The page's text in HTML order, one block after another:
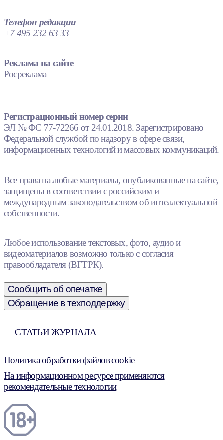
Телефон редакции
+7 495 232 63 33
Реклама на сайте
Росреклама
Регистрационный номер серии
ЭЛ № ФС 77-72266 от 24.01.2018. Зарегистрировано
Федеральной службой по надзору в сфере связи,
информационных технологий и массовых коммуникаций.
Все права на любые материалы, опубликованные на сайте,
защищены в соответствии с российским и
международным законодательством об интеллектуальной
собственности.
Любое использование текстовых, фото, аудио и
видеоматериалов возможно только с согласия
правообладателя (ВГТРК).
Сообщить об опечатке
Обращение в техподдержку
СТАТЬИ ЖУРНАЛА
Политика обработки файлов cookie
На информационном ресурсе применяются
рекомендательные технологии